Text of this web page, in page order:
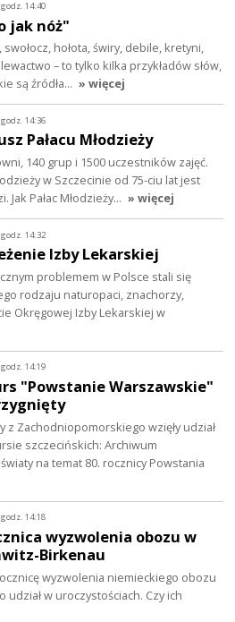
godz. 14:40
jak nóż"
swołocz, hołota, świry, debile, kretyni,
– to tylko kilka przykładów słów,
są źródła… » więcej
godz. 14:36
Pałacu Młodzieży
140 grup i 1500 uczestników zajęć.
w Szczecinie od 75-ciu lat jest
Jak Pałac Młodzieży… » więcej
godz. 14:32
Izby Lekarskiej
problemem w Polsce stali się
rodzaju naturopaci, znachorzy,
Okręgowej Izby Lekarskiej w
godz. 14:19
"Powstanie Warszawskie"
z Zachodniopomorskiego wzięły udział
szczecińskich: Archiwum
na temat 80. rocznicy Powstania
godz. 14:18
wyzwolenia obozu w
Birkenau
wyzwolenia niemieckiego obozu
udział w uroczystościach. Czy ich